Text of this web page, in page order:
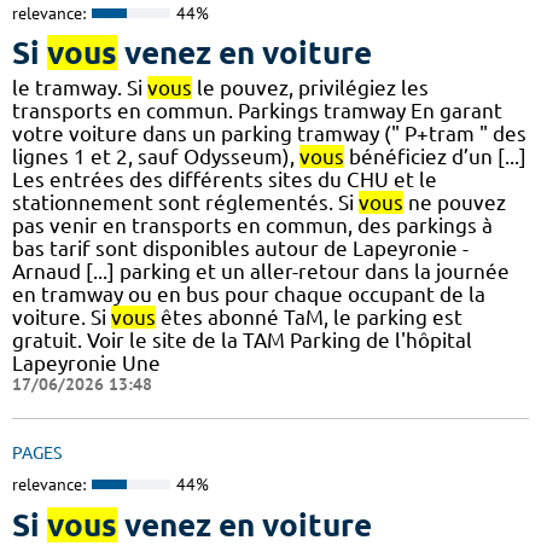
relevance: 44%
Si vous venez en voiture
le tramway. Si vous le pouvez, privilégiez les
transports en commun. Parkings tramway En garant
votre voiture dans un parking tramway (" P+tram " des
lignes 1 et 2, sauf Odysseum), vous bénéficiez d’un [...]
Les entrées des différents sites du CHU et le
stationnement sont réglementés. Si vous ne pouvez
pas venir en transports en commun, des parkings à
bas tarif sont disponibles autour de Lapeyronie -
Arnaud [...] parking et un aller-retour dans la journée
en tramway ou en bus pour chaque occupant de la
voiture. Si vous êtes abonné TaM, le parking est
gratuit. Voir le site de la TAM Parking de l'hôpital
Lapeyronie Une
17/06/2026 13:48
PAGES
relevance: 44%
Si vous venez en voiture